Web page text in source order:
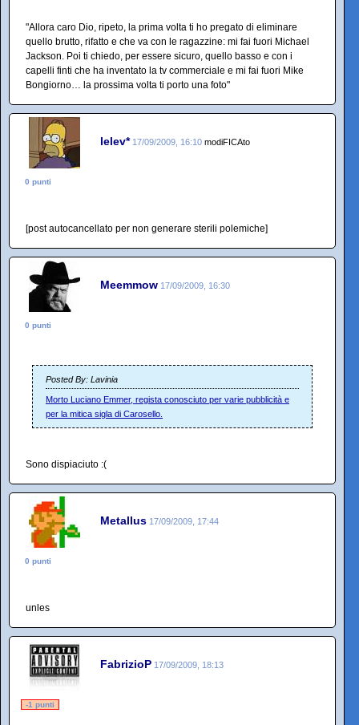
"Allora caro Dio, ripeto, la prima volta ti ho pregato di eliminare
quello brutto, rifatto e che va con le ragazzine: mi fai fuori Michael
Jackson. Poi ti chiedo, per essere sicuro, quello basso e con i
capelli finti che ha inventato la tv commerciale e mi fai fuori Mike
Bongiorno… la prossima volta ti porto una foto"
lelev* 17/09/2009, 16:10 modiFICAto
0 punti
[post autocancellato per non generare sterili polemiche]
Meemmow 17/09/2009, 16:30
0 punti
Posted By: Lavinia
Morto Luciano Emmer, regista conosciuto per varie pubblicità e
per la mitica sigla di Carosello.
Sono dispiaciuto :(
Metallus 17/09/2009, 17:44
0 punti
unles
FabrizioP 17/09/2009, 18:13
-1 punti